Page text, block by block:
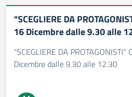
“SCEGLIERE DA
16 Dicembre dalle 9.30 alle
"SCEGLIERE DA
Dicembre dalle 9.30 alle 12.30